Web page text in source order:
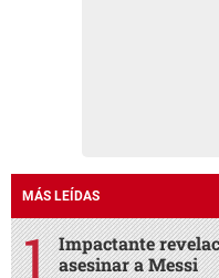
MÁS LEÍDAS
Impactante
asesinar a Messi